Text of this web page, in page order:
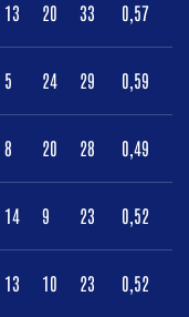
13 20 33 0,57
5 24 29 0,59
8 20 28 0,49
14 9 23 0,52
13 10 23 0,52